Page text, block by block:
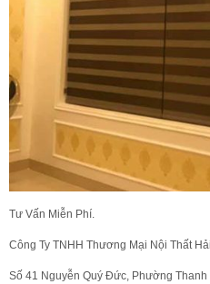
Tư Vấn Miễn Phí.
Công Ty TNHH Thương Mại Nội Thất
Số 41 Nguyễn Quý Đức, Phường